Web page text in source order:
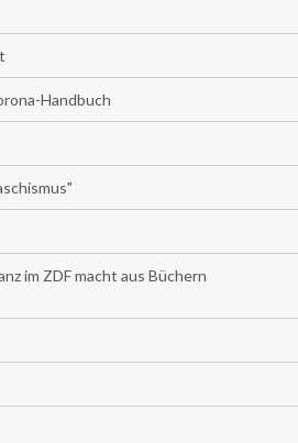
Handbuch
im ZDF macht aus Büchern